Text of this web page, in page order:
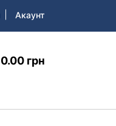
Акаунт
0.00 грн